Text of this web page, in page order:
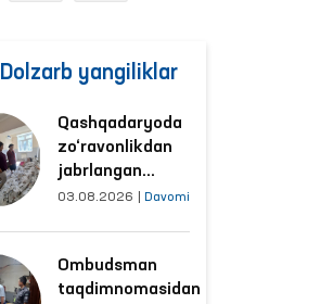
Dolzarb yangiliklar
Qashqadaryoda
zo‘ravonlikdan
jabrlangan
ayolning holati
o‘rganildi
03.08.2026 Davomi
Ombudsman
taqdimnomasidan